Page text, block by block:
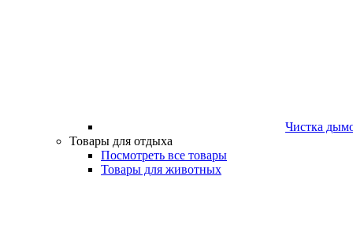
Чистка
Товары для отдыха
Посмотреть все товары
Товары для животных